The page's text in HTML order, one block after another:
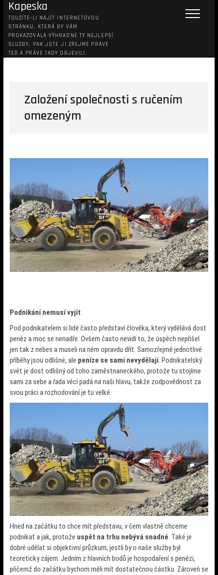
Kapeska
TOUŽÍTE-LI NAJÍT INTERNETOVOU
STRÁNKU, KTERÁ BY VÁM
PROKAZOVALA VÝHRADNĚ TY NEJLEPŠÍ
SLUŽBY, PAK JSTE JI ZŘEJMĚ PRÁVĚ
TEĎ A PRÁVĚ TADY OBJEVILI.
Založení společnosti s ručením
omezeným
Podnikání nemusí vyjít
Pod podnikatelem si lidé často představí člověka, který vydělává dost
peněz a moc se nenadře. Ovšem často nevidí to, že úspěch nepřišel
jen tak z nebes a museli na něm opravdu dřít. Samozřejmě jednotlivé
příběhy jsou odlišné, ale peníze se sami nevydělají. Podnikatelský
svět je dost odlišný od toho zaměstnaneckého, protože tu stojíme
sami za sebe a řada věcí padá na naši hlavu, takže zodpovědnost za
svou práci a rozhodování je tu velké.
Hned na začátku to chce mít představu, v čem vlastně chceme
podnikat a jak, protože uspět na trhu nebývá snadné. Také je
dobré udělat si objektivní průzkum, jestli by o naše služby byl
teoreticky zájem. Jedním z hlavních bodů je hospodaření s penězi,
přičemž do začátku bychom měli mít dostatečnou částku. Zároveň se